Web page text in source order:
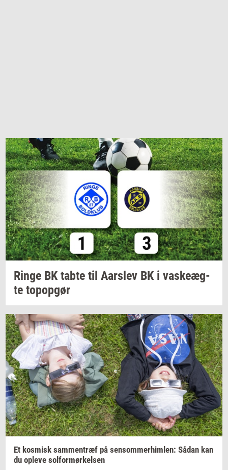
Ringe BK tabte til Aars­lev BK i va­ske­æg­
te topop­gør
Et kos­misk sam­men­træf på sen­som­mer­him­len: Sådan kan
du op­le­ve sol­for­mør­kel­sen